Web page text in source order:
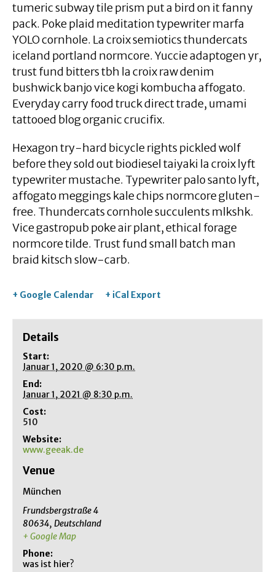
tumeric subway tile prism put a bird on it fanny
pack. Poke plaid meditation typewriter marfa
YOLO cornhole. La croix semiotics thundercats
iceland portland normcore. Yuccie adaptogen yr,
trust fund bitters tbh la croix raw denim
bushwick banjo vice kogi kombucha affogato.
Everyday carry food truck direct trade, umami
tattooed blog organic crucifix.
Hexagon try-hard bicycle rights pickled wolf
before they sold out biodiesel taiyaki la croix lyft
typewriter mustache. Typewriter palo santo lyft,
affogato meggings kale chips normcore gluten-
free. Thundercats cornhole succulents mlkshk.
Vice gastropub poke air plant, ethical forage
normcore tilde. Trust fund small batch man
braid kitsch slow-carb.
+ Google Calendar + iCal Export
Details
Start:
Januar 1, 2020 @ 6:30 p.m.
End:
Januar 1, 2021 @ 8:30 p.m.
Cost:
510
Website:
www.geeak.de
Venue
München
Frundsbergstraße 4
80634, Deutschland
+ Google Map
Phone:
was ist hier?